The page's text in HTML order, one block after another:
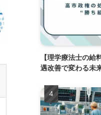
【理学療法士の給
遇改善で変わる未